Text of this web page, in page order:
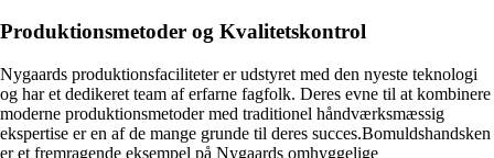
Produktionsmetoder og Kvalitetskontrol
Nygaards produktionsfaciliteter er udstyret med den nyeste teknologi
og har et dedikeret team af erfarne fagfolk. Deres evne til at kombinere
moderne produktionsmetoder med traditionel håndværksmæssig
ekspertise er en af ​​de mange grunde til deres succes.Bomuldshandsken
er et fremragende eksempel på Nygaards omhyggelige